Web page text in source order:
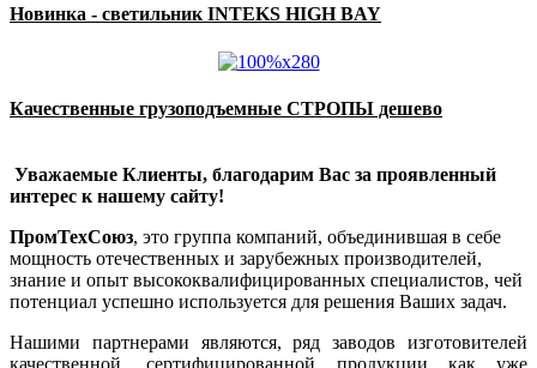
Новинка - светильник INTEKS HIGH BAY
Качественные грузоподъемные СТРОПЫ дешево
Уважаемые Клиенты, благодарим Вас за проявленный
интерес к нашему сайту!
ПромТехСоюз, это группа компаний, объединившая в себе
мощность отечественных и зарубежных производителей,
знание и опыт высококвалифицированных специалистов, чей
потенциал успешно используется для решения Ваших задач.
Нашими партнерами являются, ряд заводов изготовителей